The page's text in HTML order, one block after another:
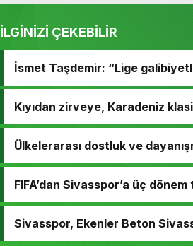
İLGİNİZİ ÇEKEBİLİR
İsmet Taşdemir: “Lige
Kıyıdan zirveye, Karadeniz
Ülkelerarası dostluk ve
FIFA’dan Sivasspor’a üç
Sivasspor, Ekenler Beton